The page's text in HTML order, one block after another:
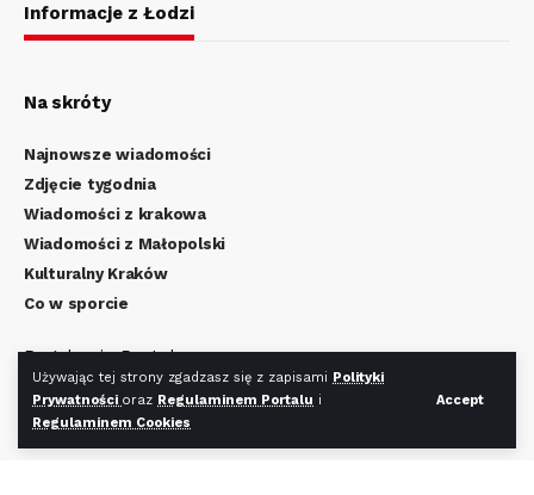
Używając tej strony zgadzasz się z zapisami Polityki
Prywatności oraz Regulaminem Portalu i
Regulaminem Cookies
Accept
Informacje z Łodzi
Na skróty
Najnowsze wiadomości
Zdjęcie tygodnia
Wiadomości z krakowa
Wiadomości z Małopolski
Kulturalny Kraków
Co w sporcie
Regulamin Portalu
Polityka Prywatności
Regulamin Cookies